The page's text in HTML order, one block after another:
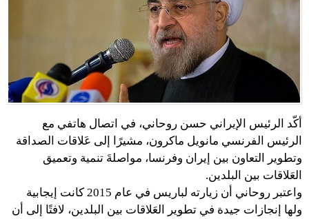
أكّد الرئيس الإيراني حسن روحاني، في اتصال هاتفي مع
الرئيس الفرنسي مانويل ماكرون، مشيرًا إلى عَلاقات الصداقة
وتطوير التعاون بين إيران وفرنسا، مواصلةَ تنمية وتعميق
العَلاقات بين البلدين.
واعتبر روحاني أن زيارته لباريس في عام 2015 كانت إيجابية
ولها إنجازات جيدة في تطوير العَلاقات بين البلدين، لافتًا إلى أن